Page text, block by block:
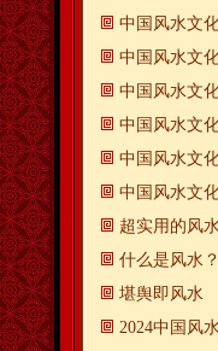
中国风水文
中国风水文
中国风水文
中国风水文
中国风水文
中国风水文
超实用的风
什么是风水
​堪舆即风水
2024中国风